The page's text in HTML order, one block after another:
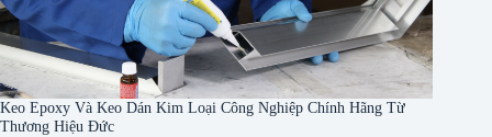
Keo Epoxy Và Keo Dán Kim Loại Công Nghiệp Chính Hãng Từ
Thương Hiệu Đức